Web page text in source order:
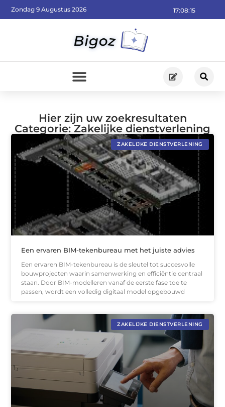
17:08:17
Zondag 9 Augustus 2026
Hier zijn uw zoekresultaten
Categorie: Zakelijke dienstverlening
ZAKELIJKE DIENSTVERLENING
Een ervaren BIM-tekenbureau met het juiste advies
Een ervaren BIM-tekenbureau is de sleutel tot succesvolle
bouwprojecten waarin samenwerking en efficiëntie centraal
staan. Door BIM-modelleren vanaf de eerste fase toe te
passen, wordt een volledig digitaal model opgebouwd
ZAKELIJKE DIENSTVERLENING